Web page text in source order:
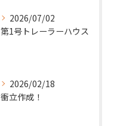
2026/07/02
第1号トレーラーハウス
2026/02/18
衝立作成！